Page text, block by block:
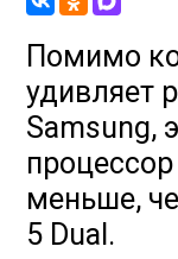
Помимо
удивляет
Samsung,
меньше,
5 Dual.